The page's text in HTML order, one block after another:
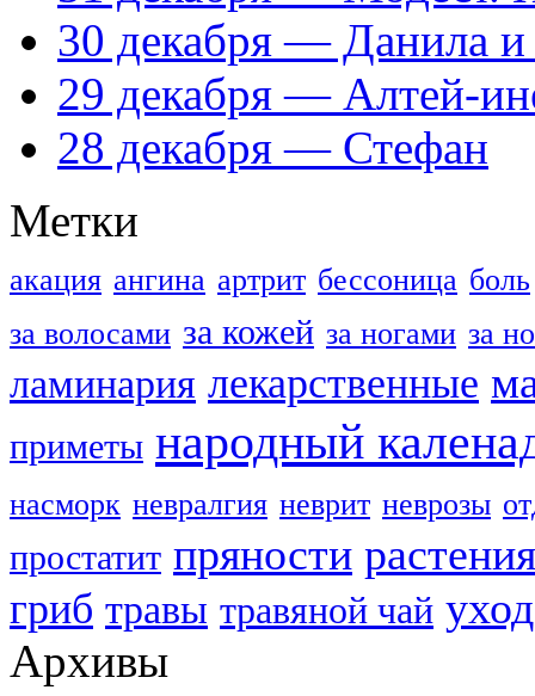
30 декабря — Данила
29 декабря — Алтей-
28 декабря — Стефан
Метки
акация ангина артрит бессоница боль
за волосами за кожей за ногами за
ламинария лекарственные
приметы народный
насморк невралгия неврит неврозы
простатит пряности растения
гриб травы травяной чай уход
Архивы